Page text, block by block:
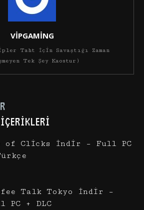
VİPGAMİNG
Taht İçin Savaştığı Zaman
Tek Şey Kaostur)
of Clicks İndir – Full PC
Talk Tokyo İndir –
PC + DLC